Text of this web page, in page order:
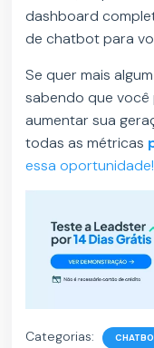
dashboard
de chatbot para
Se quer mais
sabendo que
aumentar sua
todas as métricas
essa oportunidade!
Categorias: